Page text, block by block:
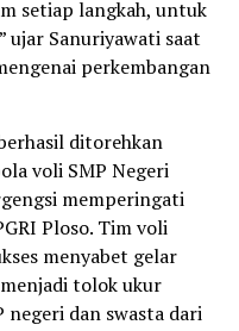
setiap langkah, untuk
ujar Sanuriyawati saat
perkembangan
ditorehkan
voli SMP Negeri
memperingati
Ploso. Tim voli
menyabet gelar
tolok ukur
dan swasta dari